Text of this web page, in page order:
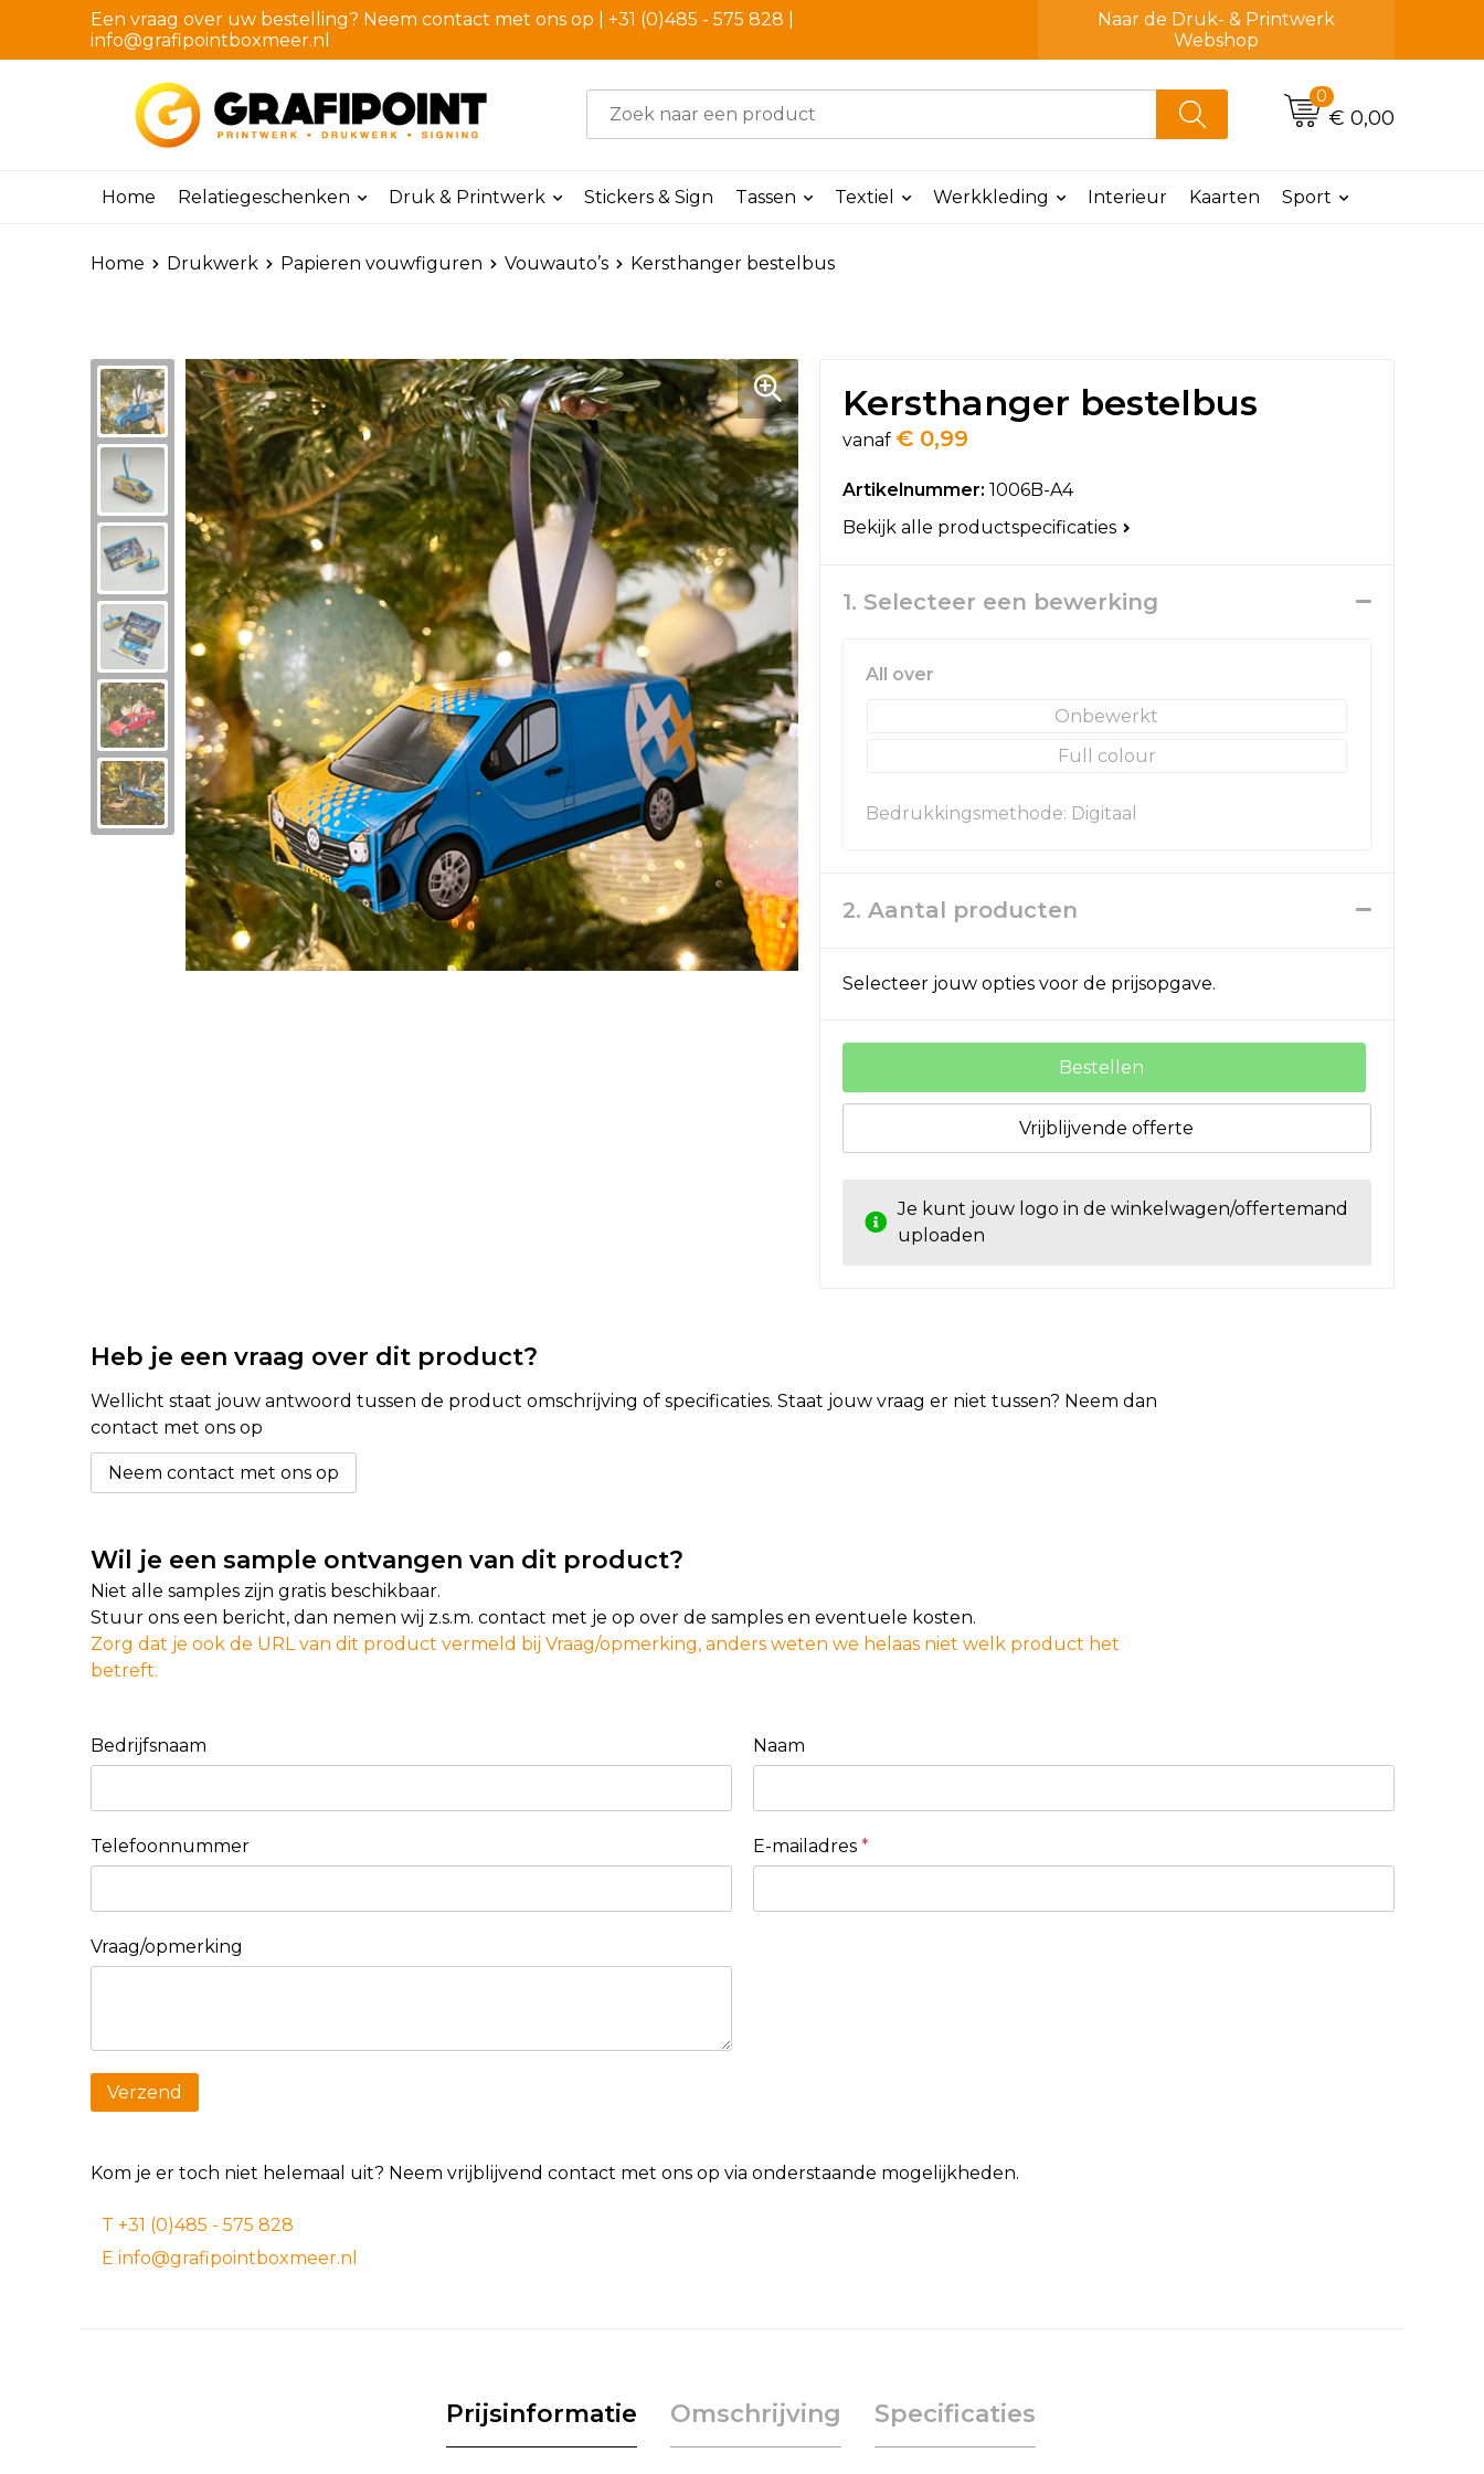
Een vraag over uw bestelling? Neem contact met ons op | +31 (0)485 - 575 828 |
info@grafipointboxmeer.nl
Naar de Druk- & Printwerk
Webshop
0
€ 0,00
Home Relatiegeschenken Druk & Printwerk Stickers & Sign Tassen Textiel Werkkleding Interieur Kaarten Sport
Home Drukwerk Papieren vouwfiguren Vouwauto’s Kersthanger bestelbus
Kersthanger bestelbus
vanaf € 0,99
Artikelnummer: 1006B-A4
Bekijk alle productspecificaties
1. Selecteer een bewerking
All over
Onbewerkt
Full colour
Bedrukkingsmethode: Digitaal
2. Aantal producten
Selecteer jouw opties voor de prijsopgave.
Bestellen
Vrijblijvende offerte
Je kunt jouw logo in de winkelwagen/offertemand
uploaden
Heb je een vraag over dit product?
Wellicht staat jouw antwoord tussen de product omschrijving of specificaties. Staat jouw vraag er niet tussen? Neem dan
contact met ons op
Neem contact met ons op
Wil je een sample ontvangen van dit product?
Niet alle samples zijn gratis beschikbaar.
Stuur ons een bericht, dan nemen wij z.s.m. contact met je op over de samples en eventuele kosten.
Zorg dat je ook de URL van dit product vermeld bij Vraag/opmerking, anders weten we helaas niet welk product het
betreft.
Bedrijfsnaam Naam
Telefoonnummer E-mailadres *
Vraag/opmerking
Kom je er toch niet helemaal uit? Neem vrijblijvend contact met ons op via onderstaande mogelijkheden.
T +31 (0)485 - 575 828
E info@grafipointboxmeer.nl
Prijsinformatie Omschrijving Specificaties